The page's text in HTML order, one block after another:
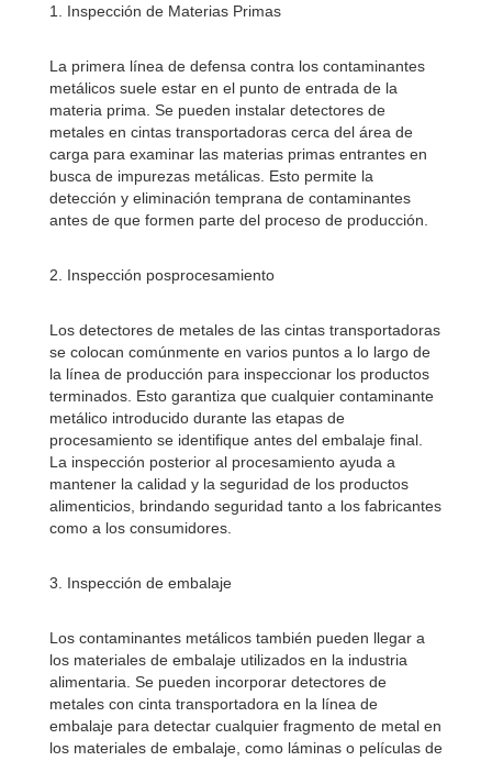
1. Inspección de Materias Primas
La primera línea de defensa contra los contaminantes
metálicos suele estar en el punto de entrada de la
materia prima. Se pueden instalar detectores de
metales en cintas transportadoras cerca del área de
carga para examinar las materias primas entrantes en
busca de impurezas metálicas. Esto permite la
detección y eliminación temprana de contaminantes
antes de que formen parte del proceso de producción.
2. Inspección posprocesamiento
Los detectores de metales de las cintas transportadoras
se colocan comúnmente en varios puntos a lo largo de
la línea de producción para inspeccionar los productos
terminados. Esto garantiza que cualquier contaminante
metálico introducido durante las etapas de
procesamiento se identifique antes del embalaje final.
La inspección posterior al procesamiento ayuda a
mantener la calidad y la seguridad de los productos
alimenticios, brindando seguridad tanto a los fabricantes
como a los consumidores.
3. Inspección de embalaje
Los contaminantes metálicos también pueden llegar a
los materiales de embalaje utilizados en la industria
alimentaria. Se pueden incorporar detectores de
metales con cinta transportadora en la línea de
embalaje para detectar cualquier fragmento de metal en
los materiales de embalaje, como láminas o películas de